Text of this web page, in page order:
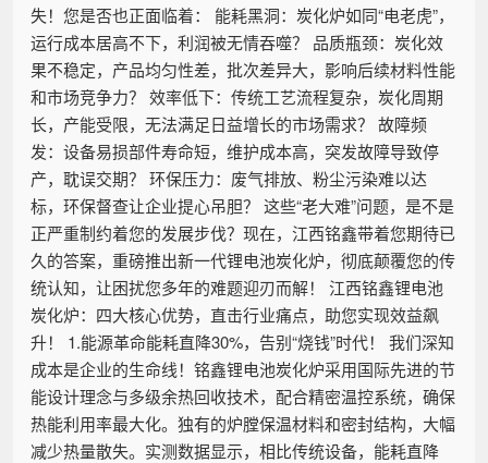
失！您是否也正面临着： 能耗黑洞：炭化炉如同“电老虎”，
运行成本居高不下，利润被无情吞噬？ 品质瓶颈：炭化效
果不稳定，产品均匀性差，批次差异大，影响后续材料性能
和市场竞争力？ 效率低下：传统工艺流程复杂，炭化周期
长，产能受限，无法满足日益增长的市场需求？ 故障频
发：设备易损部件寿命短，维护成本高，突发故障导致停
产，耽误交期？ 环保压力：废气排放、粉尘污染难以达
标，环保督查让企业提心吊胆？ 这些“老大难”问题，是不是
正严重制约着您的发展步伐？现在，江西铭鑫带着您期待已
久的答案，重磅推出新一代锂电池炭化炉，彻底颠覆您的传
统认知，让困扰您多年的难题迎刃而解！ 江西铭鑫锂电池
炭化炉：四大核心优势，直击行业痛点，助您实现效益飙
升！ 1.能源革命能耗直降30%，告别“烧钱”时代！ 我们深知
成本是企业的生命线！铭鑫锂电池炭化炉采用国际先进的节
能设计理念与多级余热回收技术，配合精密温控系统，确保
热能利用率最大化。独有的炉膛保温材料和密封结构，大幅
减少热量散失。实测数据显示，相比传统设备，能耗直降